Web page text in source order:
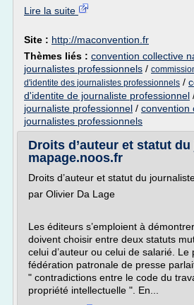
Lire la suite
Site : http://maconvention.fr
Thèmes liés : convention collective
journalistes professionnels /
d'identite des journalistes professionnels /
d'identite de journaliste professionnel
journaliste professionnel / convention
journalistes professionnels
Droits d’auteur et statut
mapage.noos.fr
Droits d’auteur et statut du
par Olivier Da Lage
Les éditeurs s’emploient à
doivent choisir entre deux statuts
celui d’auteur ou celui de salarié. Le
fédération patronale de presse
" contradictions entre le code du
propriété intellectuelle ". En...